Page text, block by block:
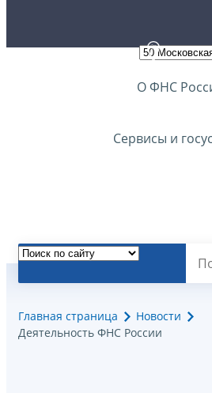
О ФНС
Сервисы и
Главная страница
Новости
Деятельность ФНС России